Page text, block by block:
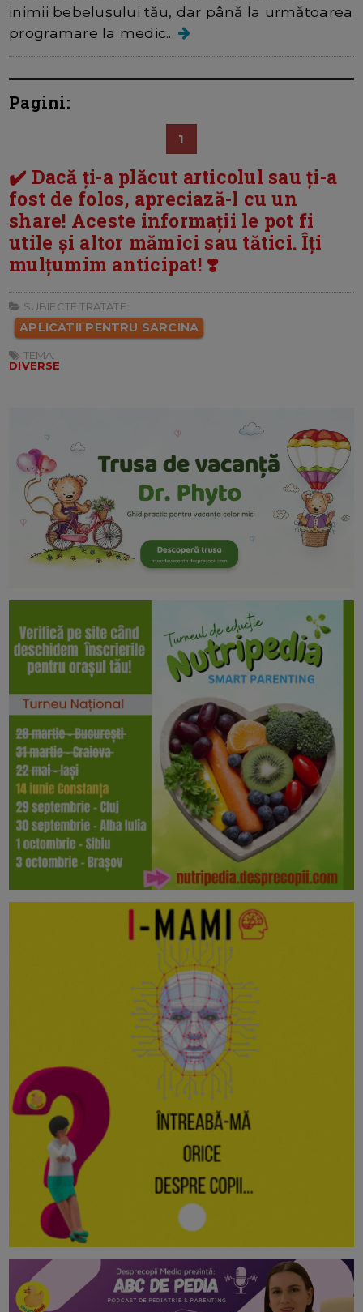
inimii bebelușului tău, dar până la următoarea
programare la medic...
Pagini:
1
✔️ Dacă ți-a plăcut articolul sau ți-a
fost de folos, apreciază-l cu un
share! Aceste informații le pot fi
utile și altor mămici sau tătici. Îți
mulțumim anticipat! ❣️
SUBIECTE TRATATE:
APLICATII PENTRU SARCINA
TEMA:
DIVERSE